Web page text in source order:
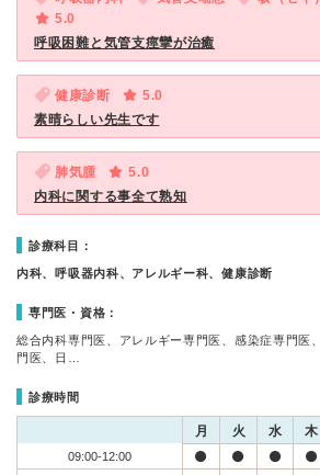
5.0
呼吸困難と気管支痙攣が治癒
健康診断
5.0
素晴らしい先生です
肺気腫
5.0
内科に関する事全て熟知
診療科目：
内科、呼吸器内科、アレルギー科、健康診断
専門医・資格：
総合内科専門医、アレルギー専門医、感染症専門医
門医、日…
診療時間
月 火 水 木
09:00-12:00